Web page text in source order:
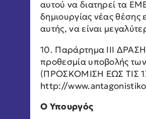
αυτού να διατηρεί τα
δημιουργίας νέας
αυτής, να είναι
10. Παράρτημα ΙΙΙ
προθεσμία υποβολής
(ΠΡΟΣΚΟΜΙΣΗ ΕΩΣ ΤΙΣ
http://
Ο Υπουργός